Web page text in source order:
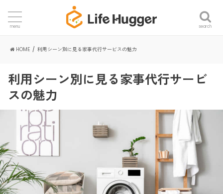
search
menu
HOME 利用シーン別に見る家事代行サービスの魅力
利用シーン別に見る家事代行サービ
スの魅力